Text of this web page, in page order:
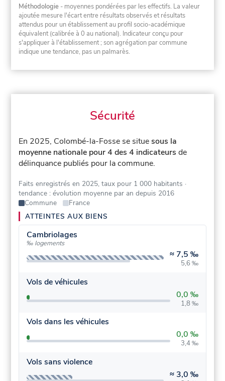
Méthodologie - moyennes pondérées par les effectifs. La valeur
ajoutée mesure l'écart entre résultats observés et résultats
attendus pour un établissement au profil socio-académique
équivalent (calibrée à 0 au national). Indicateur conçu pour
s'appliquer à l'établissement ; son agrégation par commune
indique une tendance, pas un palmarès.
Sécurité
En 2025, Colombé-la-Fosse se situesous la
moyenne nationale pour 4 des 4 indicateurs de
délinquance publiés pour la commune.
Faits enregistrés en 2025, taux pour 1 000 habitants ·
tendance : évolution moyenne par an depuis 2016
Commune
France
ATTEINTES AUX BIENS
Cambriolages
‰ logements
≈ 7,5 ‰
5,6 ‰
Vols de véhicules
0,0 ‰
1,8 ‰
Vols dans les véhicules
0,0 ‰
3,4 ‰
Vols sans violence
≈ 3,0 ‰